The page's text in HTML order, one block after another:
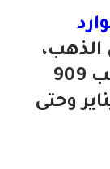
من الذهب،
فيما بلغت حصيلة صادر الذهب 909
وحتى